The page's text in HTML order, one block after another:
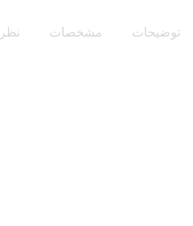
توضیحات مشخصات